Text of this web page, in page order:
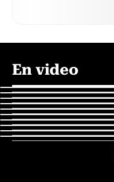
En video